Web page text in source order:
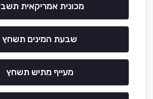
מכונית אמריקאית
שבעת המינים תשחץ
מעייף מתיש תשחץ